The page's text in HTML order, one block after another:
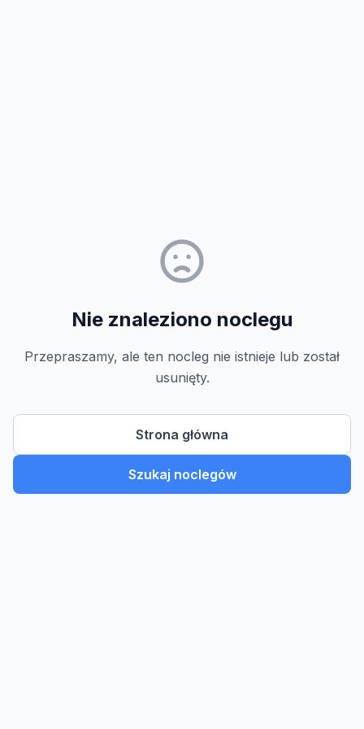
Nie znaleziono noclegu
Przepraszamy, ale ten nocleg nie istnieje lub został
usunięty.
Strona główna
Szukaj noclegów